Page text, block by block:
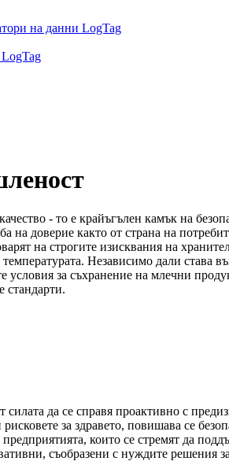
на данни LogTag
- то е крайъгълен камък на
на доверие както от страна на
на строгите изисквания на
Независимо дали става
условия за съхранение на млечни
стандарти.
да се справя проактивно с
за здравето, повишава се
които се стремят да
съобразени с нуждите решения